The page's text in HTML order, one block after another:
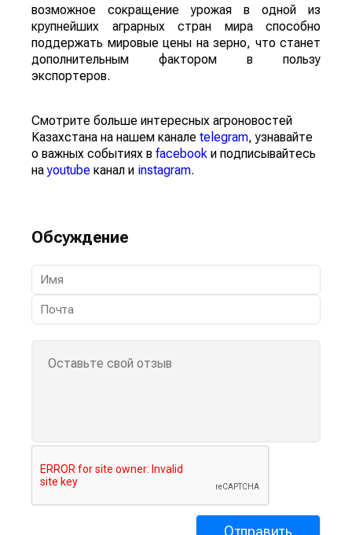
возможное сокращение урожая в одной из
крупнейших аграрных стран мира способно
поддержать мировые цены на зерно, что станет
дополнительным фактором в пользу
экспортеров.
Смотрите больше интересных агроновостей
Казахстана на нашем канале telegram, узнавайте
о важных событиях в facebook и подписывайтесь
наyoutube канал и instagram.
Обсуждение